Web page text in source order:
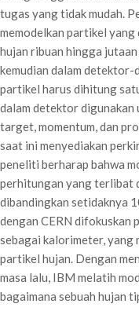
tugas yang tidak mudah.
memodelkan partikel
hujan ribuan hingga
kemudian dalam
partikel harus dihitung
dalam detektor
target, momentum, dan
saat ini menyediakan
peneliti berharap bahwa
perhitungan yang terlibat
dibandingkan setidaknya
dengan CERN difokuskan
sebagai kalorimeter, yang
partikel hujan. Dengan
masa lalu, IBM melatih
bagaimana sebuah hujan